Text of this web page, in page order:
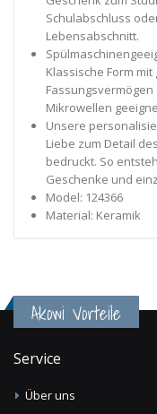
Schulabschluss
Lebensabschnitt.
Klassische Form
Mikrowellen
Unsere
Liebe zum Detail
bedruckt. So
Geschenke und
Model: 124366
Material: Keramik
Akowi Vorteile
Service
Über uns